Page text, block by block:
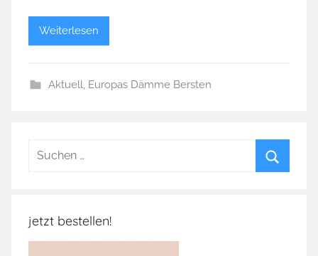
Weiterlesen
Aktuell Europas Dämme Bersten
Suchen
jetzt bestellen!